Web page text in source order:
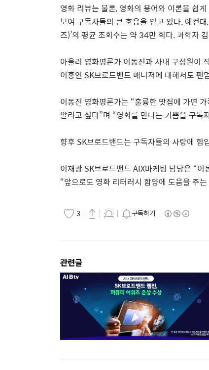
영화 리뷰는 물론, 영화의 용어와 이론을 쉽게
보여 구독자들의 큰 호응을 얻고 있다. 예컨대,
즈)’의 평균 조회수는 약 34만 회다.과학자
아울러 영화평론가 이동진과 사내 구성원이
이홍연 SK브로드밴드 매니저에 대해서도 팬
이동진 영화평론가는 “훌륭한 맛집에 가면
알리고 싶다”며 “영화를 만나는 기쁨을 구독
향후 SK브로드밴드는 구독자들의 사랑에 힘
이재광 SK브로드밴드 AIX마케팅 담당은 “이
“앞으로도 영화 리터러시 함양에 도움을 주는
3 구독하기
관련글